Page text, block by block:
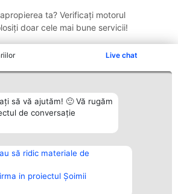
Live chat
să vă ajutăm! 🙂 Vă rugăm
de conversație
să ridic materiale de
in proiectul Șoimii
ta? Verificați motorul
doar cele mai bune servicii!
Plebiscyt
Lista Tuturor
Laureaților
Contact